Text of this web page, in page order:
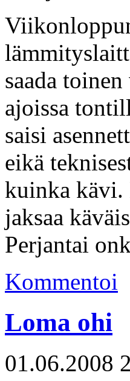
saada
ajoissa
saisi
eikä
kuinka kävi.
jaksaa
Perjantai
Kommentoi
Loma ohi
01.06.2008